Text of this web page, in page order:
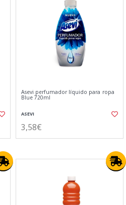
Asevi perfumador líquido para ropa
Blue 720ml
ASEVI
3,58€